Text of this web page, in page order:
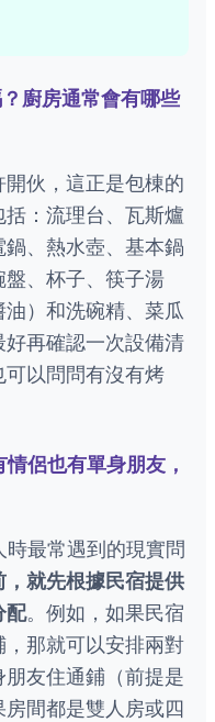
廚房通常會有哪些
伙，這正是包棟的
：流理台、瓦斯爐
、熱水壺、基本鍋
、杯子、筷子湯
）和洗碗精、菜瓜
再確認一次設備清
以問問有沒有烤
侶也有單身朋友，
最常遇到的現實問
，就先根據民宿提供
配。例如，如果民宿
那就可以安排兩對
友住通鋪（前提是
間都是雙人房或四